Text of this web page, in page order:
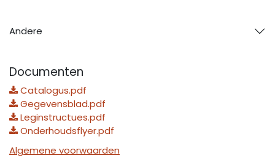
Andere
Documenten
Catalogus.pdf
Gegevensblad.pdf
Leginstructues.pdf
Onderhoudsflyer.pdf
Algemene voorwaarden